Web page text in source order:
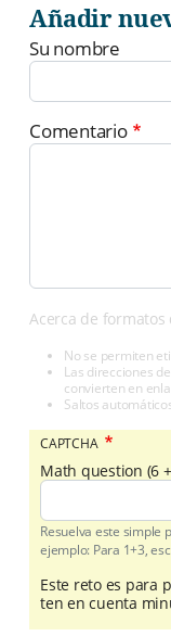
Añadir
Su nombre
Comentario
Acerca de formatos
No se permiten
Las direcciones
convierten en
Saltos
CAPTCHA
Math question (6
Resuelva este simple
ejemplo: Para 1+3,
Este reto es para
ten en cuenta